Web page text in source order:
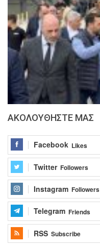
ΑΚΟΛΟΥΘΗΣΤΕ ΜΑΣ
Facebook Likes
Twitter Followers
Instagram Followers
Telegram Friends
RSS Subscribe